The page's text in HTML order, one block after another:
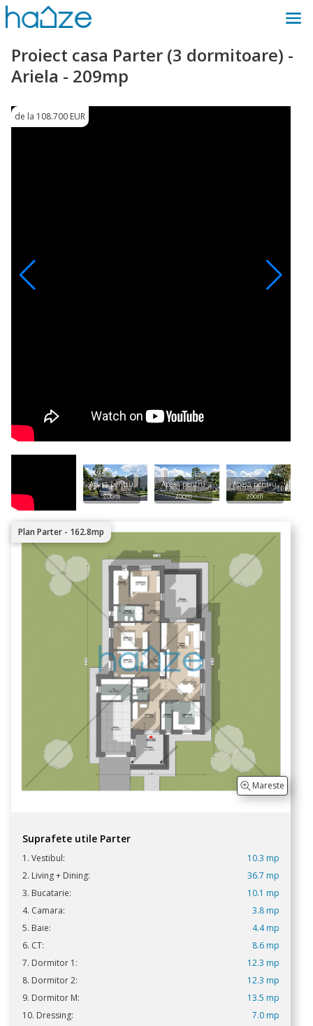
Proiect casa Parter (3 dormitoare) -
Ariela - 209mp
de la 108.700 EUR
Plan Parter - 162.8mp
Mareste
Suprafete utile Parter
1. Vestibul:
10.3 mp
2. Living + Dining:
36.7 mp
3. Bucatarie:
10.1 mp
4. Camara:
3.8 mp
5. Baie:
4.4 mp
6. CT:
8.6 mp
7. Dormitor 1:
12.3 mp
8. Dormitor 2:
12.3 mp
9. Dormitor M:
13.5 mp
10. Dressing:
7.0 mp